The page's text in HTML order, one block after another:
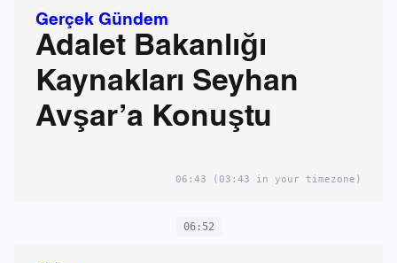
Gerçek Gündem
Adalet Bakanlığı
Kaynakları Seyhan
Avşar’a Konuştu
06:43 (03:43 in your timezone)
06:52